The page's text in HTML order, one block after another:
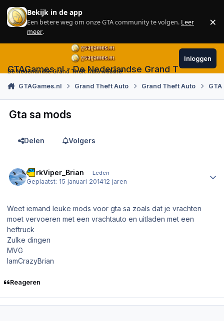
Skip to content
Bekijk in de app
Een betere weg om onze GTA community te volgen. Leer
meer.
×
GTAGames.nl - De Nederlandse Grand Theft Auto
De Nederlandse Grand Theft Auto website!
Inloggen
GTAGames.nl Grand Theft Auto Grand Theft Auto
Gta sa mods
Delen Volgers
DarkViper_Brian Leden
Geplaatst:15 januari 201412 jaren
Weet iemand leuke mods voor gta sa zoals dat je vrachten
moet vervoeren met een vrachtauto en uitladen met een
heftruck
Zulke dingen
MVG
IamCrazyBrian
Reageren